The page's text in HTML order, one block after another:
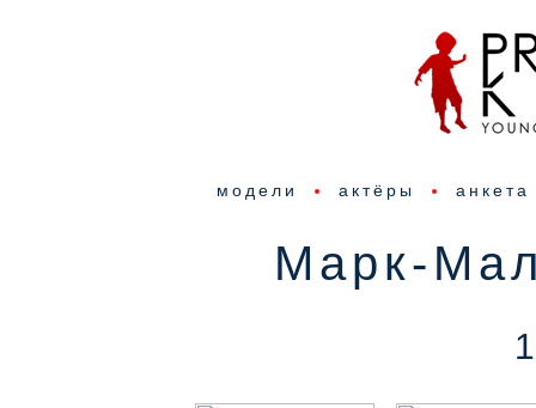
модели актёры анкета
Марк-